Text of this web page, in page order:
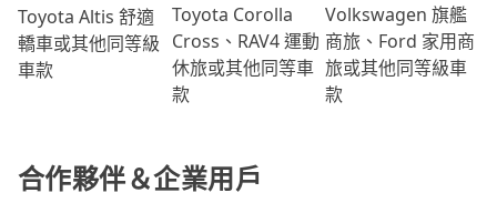
Toyota Altis 舒適
轎車或其他同等級
車款
Toyota Corolla
Cross、RAV4 運動
休旅或其他同等車
款
Volkswagen 旗艦
商旅、Ford 家用商
旅或其他同等級車
款
合作夥伴＆企業用戶